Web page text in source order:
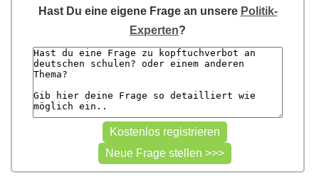
Hast Du eine eigene Frage an unsere Politik-
Experten?